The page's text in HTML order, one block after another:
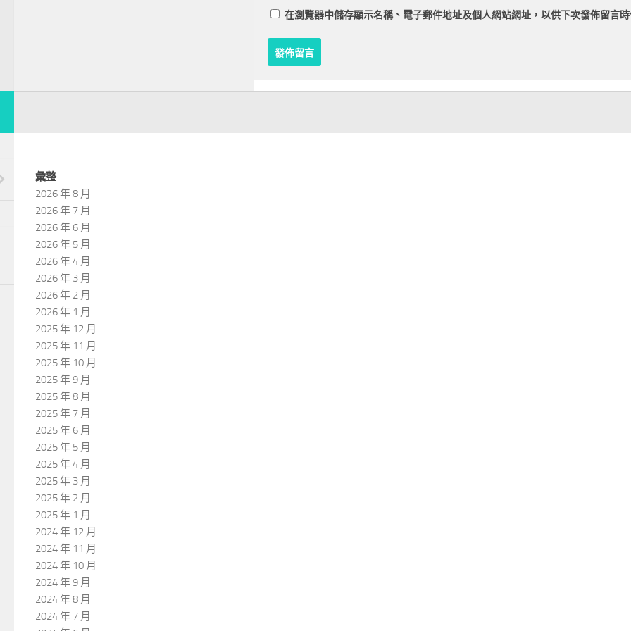
在瀏覽器中儲存顯示名稱、電子郵件地址及個人網站網址，以供下次發佈留言
彙整
2026 年 8 月
2026 年 7 月
2026 年 6 月
2026 年 5 月
2026 年 4 月
2026 年 3 月
2026 年 2 月
2026 年 1 月
2025 年 12 月
2025 年 11 月
2025 年 10 月
2025 年 9 月
2025 年 8 月
2025 年 7 月
2025 年 6 月
2025 年 5 月
2025 年 4 月
2025 年 3 月
2025 年 2 月
2025 年 1 月
2024 年 12 月
2024 年 11 月
2024 年 10 月
2024 年 9 月
2024 年 8 月
2024 年 7 月